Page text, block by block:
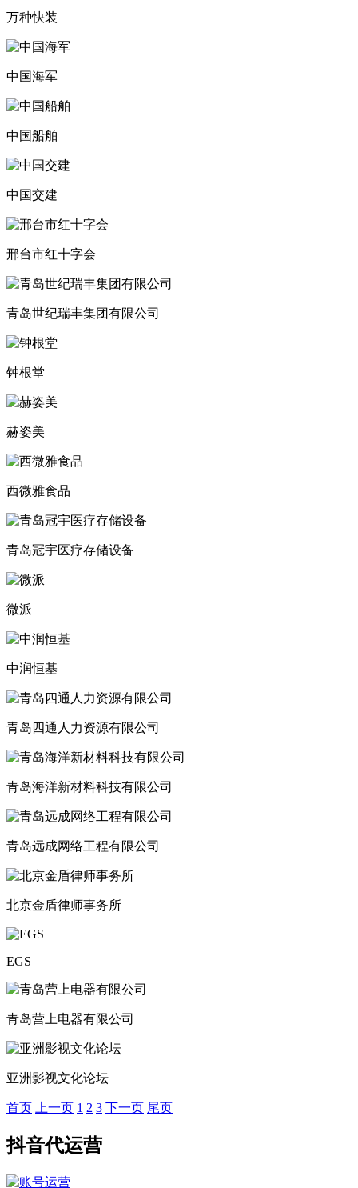
万种快装
中国海军
中国船舶
中国交建
邢台市红十字会
青岛世纪瑞丰集团有限公司
钟根堂
赫姿美
西微雅食品
青岛冠宇医疗存储设备
微派
中润恒基
青岛四通人力资源有限公司
青岛海洋新材料科技有限公司
青岛远成网络工程有限公司
北京金盾律师事务所
EGS
青岛营上电器有限公司
亚洲影视文化论坛
首页 上一页 1 2 3 下一页 尾页
抖音代运营